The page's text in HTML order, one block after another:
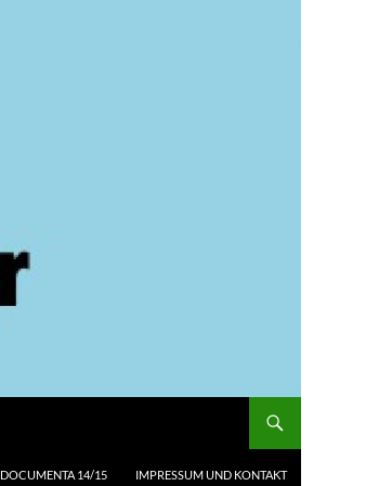
DOCUMENTA 14/15 IMPRESSUM UND KONTAKT